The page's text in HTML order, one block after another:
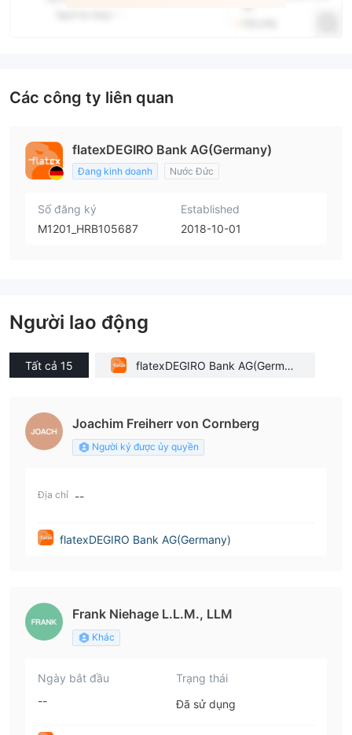
Các công ty liên quan
flatexDEGIRO Bank AG(Germany)
Đang kinh doanh Nước Đức
Số đăng ký
M1201_HRB105687
Established
2018-10-01
Người lao động
Tất cả 15
flatexDEGIRO Bank AG(German
Joachim Freiherr von Cornberg
Người ký được ủy quyền
Địa chỉ --
flatexDEGIRO Bank AG(Germany)
Frank Niehage L.L.M., LLM
Khác
Ngày bắt đầu
--
Trạng thái
Đã sử dụng